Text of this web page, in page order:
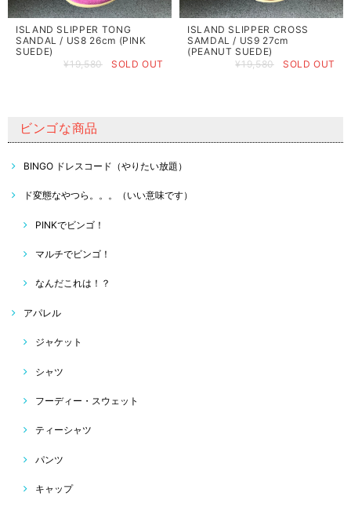
ISLAND SLIPPER TONG
SANDAL / US8 26cm (PINK
SUEDE)
¥19,580
SOLD OUT
ISLAND SLIPPER CROSS
SAMDAL / US9 27cm
(PEANUT SUEDE)
¥19,580
SOLD OUT
ビンゴな商品
BINGO ドレスコード（やりたい放題）
ド変態なやつら。。。（いい意味です）
PINKでビンゴ！
マルチでビンゴ！
なんだこれは！？
アパレル
ジャケット
シャツ
フーディー・スウェット
ティーシャツ
パンツ
キャップ